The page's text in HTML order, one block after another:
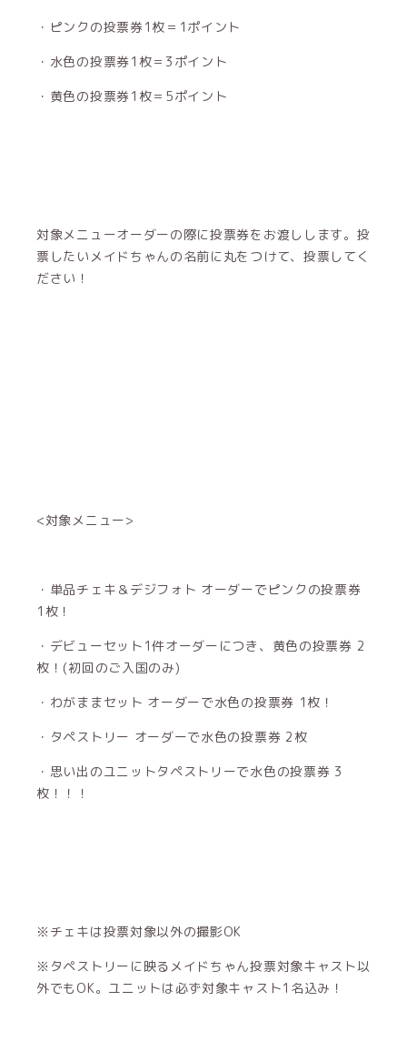
・ピンクの投票券1枚＝1ポイント
・水色の投票券1枚＝3ポイント
・黄色の投票券1枚＝5ポイント
対象メニューオーダーの際に投票券をお渡しします。投
票したいメイドちゃんの名前に丸をつけて、投票してく
ださい！
<対象メニュー>
・単品チェキ＆デジフォト オーダーでピンクの投票券
1枚！
・デビューセット1件オーダーにつき、黄色の投票券 2
枚！(初回のご入国のみ)
・わがままセット オーダーで水色の投票券 1枚！
・タペストリー オーダーで水色の投票券 2枚
・思い出のユニットタペストリーで水色の投票券 3
枚！！！
※チェキは投票対象以外の撮影OK
※タペストリーに映るメイドちゃん投票対象キャスト以
外でもOK。ユニットは必ず対象キャスト1名込み！